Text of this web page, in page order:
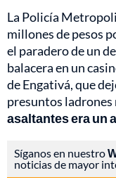
La Policía
millones de pesos
el paradero de un
balacera en un
de Engativá, que
presuntos ladrones
asaltantes era un
Síganos en nuestro
noticias de mayor